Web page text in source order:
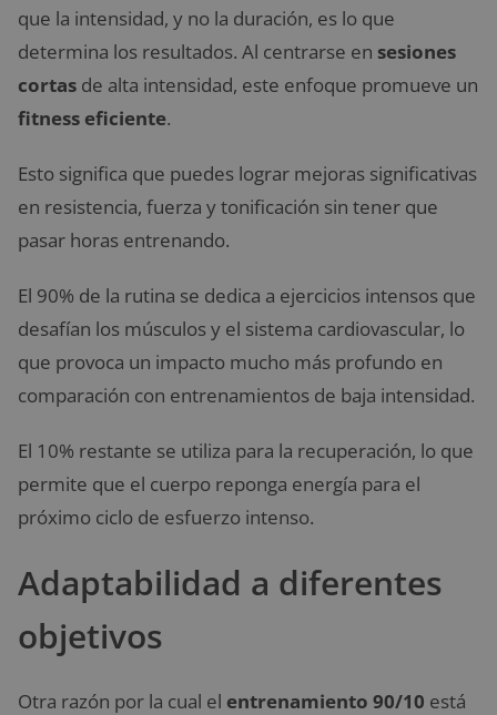
que la intensidad, y no la duración, es lo que
determina los resultados. Al centrarse en sesiones
cortas de alta intensidad, este enfoque promueve un
fitness eficiente.
Esto significa que puedes lograr mejoras significativas
en resistencia, fuerza y tonificación sin tener que
pasar horas entrenando.
El 90% de la rutina se dedica a ejercicios intensos que
desafían los músculos y el sistema cardiovascular, lo
que provoca un impacto mucho más profundo en
comparación con entrenamientos de baja intensidad.
El 10% restante se utiliza para la recuperación, lo que
permite que el cuerpo reponga energía para el
próximo ciclo de esfuerzo intenso.
Adaptabilidad a diferentes
objetivos
Otra razón por la cual el entrenamiento 90/10 está